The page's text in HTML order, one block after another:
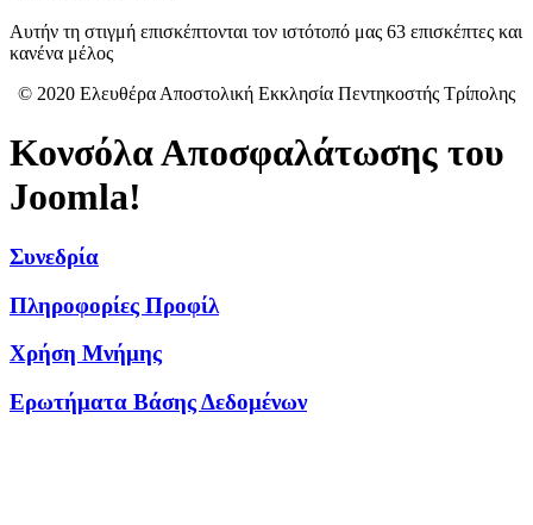
Αυτήν τη στιγμή επισκέπτονται τον ιστότοπό μας 63 επισκέπτες και
κανένα μέλος
© 2020 Ελευθέρα Αποστολική Εκκλησία Πεντηκοστής Τρίπολης
Κονσόλα Αποσφαλάτωσης του
Joomla!
Συνεδρία
Πληροφορίες Προφίλ
Χρήση Μνήμης
Ερωτήματα Βάσης Δεδομένων